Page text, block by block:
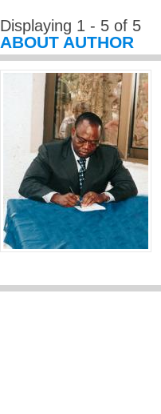
Displaying 1 - 5 of 5
ABOUT AUTHOR